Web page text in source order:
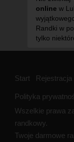
online w
Randki w
tylko
Start Rejestracja
Polityka
Wszelkie prawa
randkowy.
Twoje darmowe